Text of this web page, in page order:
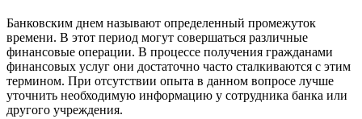
Банковским днем называют определенный промежуток
времени. В этот период могут совершаться различные
финансовые операции. В процессе получения гражданами
финансовых услуг они достаточно часто сталкиваются с этим
термином. При отсутствии опыта в данном вопросе лучше
уточнить необходимую информацию у сотрудника банка или
другого учреждения.